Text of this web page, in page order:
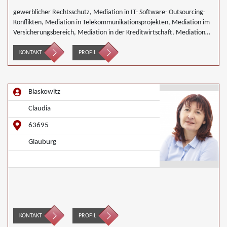
gewerblicher Rechtsschutz, Mediation in IT- Software- Outsourcing-
Konflikten, Mediation in Telekommunikationsprojekten, Mediation im
Versicherungsbereich, Mediation in der Kreditwirtschaft, Mediation
bei Gesellschafterkonflikten, Mediation im öffentlichen Bereich,
Mediation bei Team- und Gruppenkonflikten, Mediation von
Unternehmensnachfolgen, Mediation in der Wohnungswirtschaft,
KONTAKT PROFIL
Blaskowitz
Claudia
63695
Glauburg
KONTAKT PROFIL